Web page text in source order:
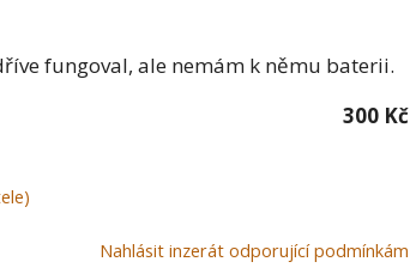
fungoval, ale nemám k němu baterii.
300 Kč
Nahlásit inzerát odporující podmínkám